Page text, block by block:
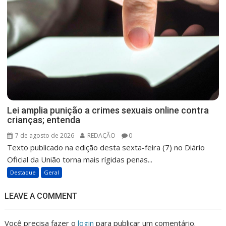
Lei amplia punição a crimes sexuais online contra
crianças; entenda
7 de agosto de 2026 REDAÇÃO 0
Texto publicado na edição desta sexta-feira (7) no Diário
Oficial da União torna mais rígidas penas...
Destaque Geral
LEAVE A COMMENT
Você precisa fazer ologin para publicar um comentário.